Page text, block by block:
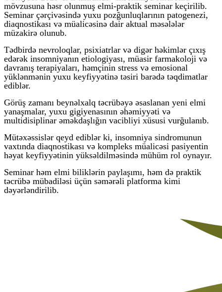
mövzusuna həsr olunmuş elmi-praktik seminar keçirilib.
Seminar çərçivəsində yuxu pozğunluqlarının patogenezi,
diaqnostikası və müalicəsinə dair aktual məsələlər
müzakirə olunub.
Tədbirdə nevroloqlar, psixiatrlar və digər həkimlər çıxış
edərək insomniyanın etiologiyası, müasir farmakoloji və
davranış terapiyaları, həmçinin stress və emosional
yüklənmənin yuxu keyfiyyətinə təsiri barədə təqdimatlar
ediblər.
Görüş zamanı beynəlxalq təcrübəyə əsaslanan yeni elmi
yanaşmalar, yuxu gigiyenasının əhəmiyyəti və
multidisiplinar əməkdaşlığın vacibliyi xüsusi vurğulanıb.
Mütəxəssislər qeyd ediblər ki, insomniya sindromunun
vaxtında diaqnostikası və kompleks müalicəsi pasiyentin
həyat keyfiyyətinin yüksəldilməsində mühüm rol oynayır.
Seminar həm elmi biliklərin paylaşımı, həm də praktik
təcrübə mübadiləsi üçün səmərəli platforma kimi
dəyərləndirilib.